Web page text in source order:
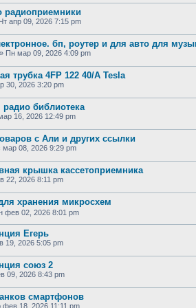
радиоприемники
апр 09, 2026 7:15 pm
бп, роутер и для авто для
» Пн мар 09, 2026 4:09 pm
трубка 4FP 122 40/А Tesla
30, 2026 3:20 pm
радио библиотека
16, 2026 12:49 pm
с Али и других ссылки
мар 08, 2026 9:29 pm
крышка кассетоприемника
22, 2026 8:11 pm
хранения микросхем
фев 02, 2026 8:01 pm
Егерь
19, 2026 5:05 pm
союз 2
09, 2026 8:43 pm
смартфонов
фев 18, 2026 11:11 pm